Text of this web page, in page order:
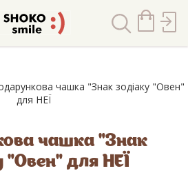
чашка "Знак зодіаку "Овен"
для НЕЇ
чашка "Знак
"Овен" для НЕЇ